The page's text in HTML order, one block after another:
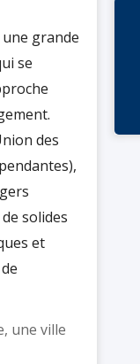
grande
se
des
solides
et
une ville